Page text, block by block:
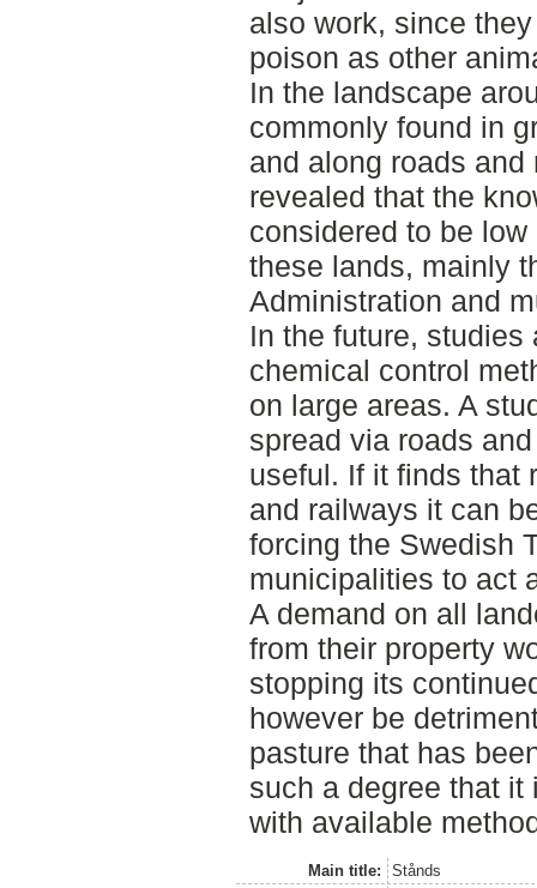
also work, since
poison as other
In the landscape
commonly found in
and along roads
revealed that the
considered to be
these lands, mainly
Administration and
In the future, studies
chemical control
on large areas. A
spread via roads
useful. If it finds that
and railways it can
forcing the Swedish
municipalities to act
A demand on all
from their property
stopping its
however be
pasture that has
such a degree that
with available
Main title:
Stånds